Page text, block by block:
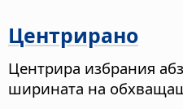
Центрирано
Центрира избрания
ширината на